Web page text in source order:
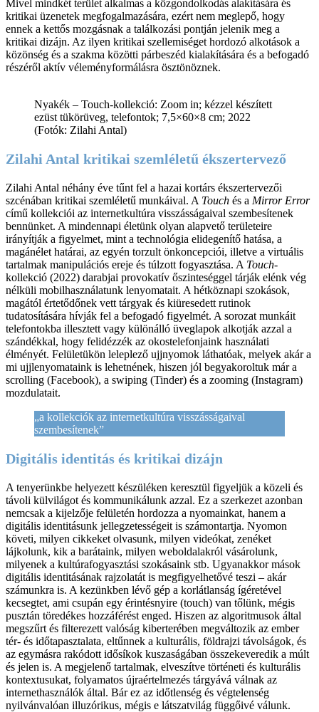
Mivel mindkét terület alkalmas a közgondolkodás alakítására és
kritikai üzenetek megfogalmazására, ezért nem meglepő, hogy
ennek a kettős mozgásnak a találkozási pontján jelenik meg a
kritikai dizájn. Az ilyen kritikai szellemiséget hordozó alkotások a
közönség és a szakma közötti párbeszéd kialakítására és a befogadó
részéről aktív véleményformálásra ösztönöznek.
Nyakék – Touch-kollekció: Zoom in; kézzel készített
ezüst tükörüveg, telefontok; 7,5×60×8 cm; 2022
(Fotók: Zilahi Antal)
Zilahi Antal kritikai szemléletű ékszertervező
Zilahi Antal néhány éve tűnt fel a hazai kortárs ékszertervezői
szcénában kritikai szemléletű munkáival. A Touch és a Mirror Error
című kollekciói az internetkultúra visszásságaival szembesítenek
bennünket. A mindennapi életünk olyan alapvető területeire
irányítják a figyelmet, mint a technológia elidegenítő hatása, a
magánélet határai, az egyén torzult önkoncepciói, illetve a virtuális
tartalmak manipulációs ereje és túlzott fogyasztása. A Touch-
kollekció (2022) darabjai provokatív őszinteséggel tárják elénk vég
nélküli mobilhasználatunk lenyomatait. A hétköznapi szokások,
magától értetődőnek vett tárgyak és kiüresedett rutinok
tudatosítására hívják fel a befogadó figyelmét. A sorozat munkáit
telefontokba illesztett vagy különálló üveglapok alkotják azzal a
szándékkal, hogy felidézzék az okostelefonjaink használati
élményét. Felületükön leleplező ujjnyomok láthatóak, melyek akár a
mi ujjlenyomataink is lehetnének, hiszen jól begyakoroltuk már a
scrolling (Facebook), a swiping (Tinder) és a zooming (Instagram)
mozdulatait.
„a kollekciók az internetkultúra visszásságaival
szembesítenek”
Digitális identitás és kritikai dizájn
A tenyerünkbe helyezett készüléken keresztül figyeljük a közeli és
távoli külvilágot és kommunikálunk azzal. Ez a szerkezet azonban
nemcsak a kijelzője felületén hordozza a nyomainkat, hanem a
digitális identitásunk jellegzetességeit is számontartja. Nyomon
követi, milyen cikkeket olvasunk, milyen videókat, zenéket
lájkolunk, kik a barátaink, milyen weboldalakról vásárolunk,
milyenek a kultúrafogyasztási szokásaink stb. Ugyanakkor mások
digitális identitásának rajzolatát is megfigyelhetővé teszi – akár
számunkra is. A kezünkben lévő gép a korlátlanság ígéretével
kecsegtet, ami csupán egy érintésnyire (touch) van tőlünk, mégis
pusztán töredékes hozzáférést enged. Hiszen az algoritmusok által
megszűrt és filterezett valóság kiberterében megváltozik az ember
tér- és időtapasztalata, eltűnnek a kulturális, földrajzi távolságok, és
az egymásra rakódott idősíkok kuszaságában összekeveredik a múlt
és jelen is. A megjelenő tartalmak, elveszítve történeti és kulturális
kontextusukat, folyamatos újraértelmezés tárgyává válnak az
internethasználók által. Bár ez az időtlenség és végtelenség
nyilvánvalóan illuzórikus, mégis e látszatvilág függőivé válunk.